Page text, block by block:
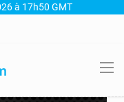
à 17h50 GMT